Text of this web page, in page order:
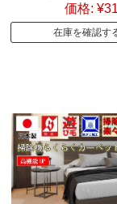
価格:
在庫を確認す